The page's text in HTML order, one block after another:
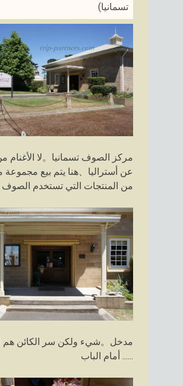
تسمانيا)
مركز الصوف تسمانيا。لا الأغنام
عن أستراليا、هنا يتم بيع مجموعة
من المنتجات التي تستخدم
مدخل。شيء ولكن سر الكائن هم
...... أمام الباب